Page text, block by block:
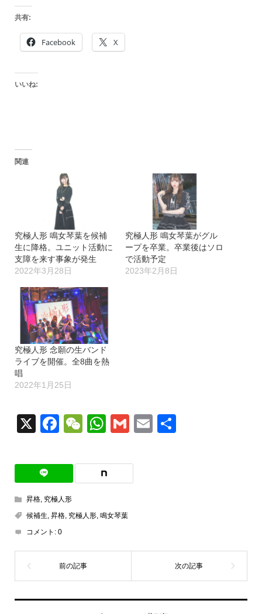
共有:
Facebook X
いいね:
関連
究極人形 鳴女琴葉を候補
生に降格。ユニット活動に
支障を来す事象が発生
2022年3月28日
究極人形 鳴女琴葉がグル
ープを卒業。卒業後はソロ
で活動予定
2023年2月8日
究極人形 念願の生バンド
ライブを開催。全8曲を熱
唱
2022年1月25日
X Facebook
WeChat
WhatsApp
GmailEmail
昇格, 究極人形
候補生, 昇格, 究極人形, 鳴女琴葉
コメント: 0